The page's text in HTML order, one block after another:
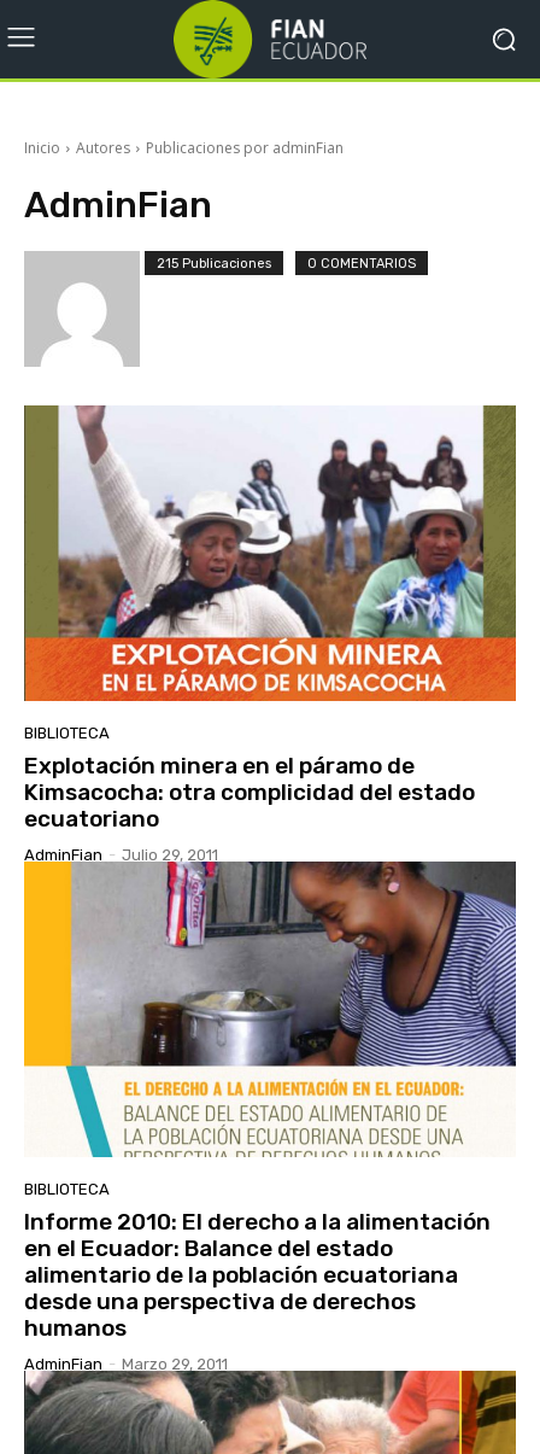
Inicio Autores Publicaciones por adminFian
AdminFian
215 Publicaciones 0 COMENTARIOS
BIBLIOTECA
Explotación minera en el páramo de
Kimsacocha: otra complicidad del estado
ecuatoriano
AdminFian - Julio 29, 2011
BIBLIOTECA
Informe 2010: El derecho a la alimentación
en el Ecuador: Balance del estado
alimentario de la población ecuatoriana
desde una perspectiva de derechos
humanos
AdminFian - Marzo 29, 2011